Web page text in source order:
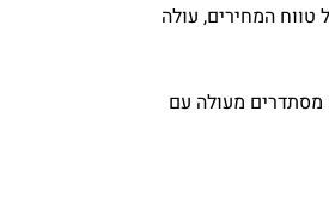
של טווח המחירים, עולה
מסתדרים מעולה עם